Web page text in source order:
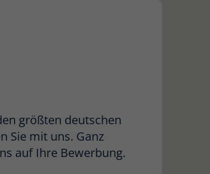
größten deutschen
Sie mit uns. Ganz
auf Ihre Bewerbung.